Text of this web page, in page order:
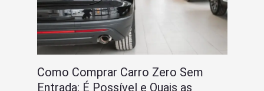
Como Comprar Carro Zero Sem
Entrada: É Possível e Quais as